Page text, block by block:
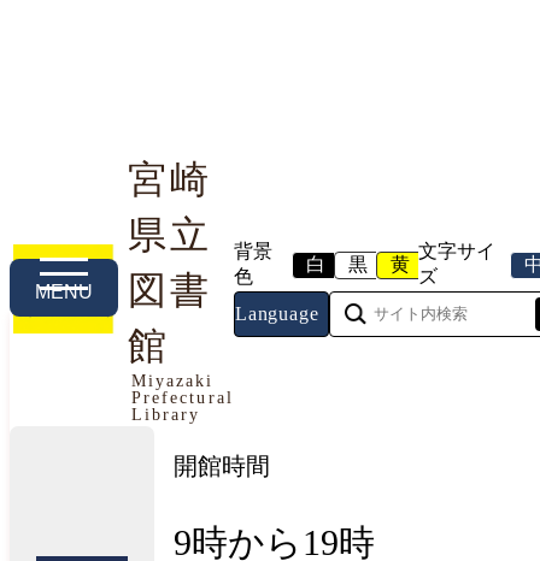
宮崎
県立
図書
館
Miyazaki
Prefectural
Library
背景
色
白 黒 黄
文字サイ
ズ
Language
MENU
利用案内 本や資料を探す 調べる・相談する
今日の開館情報
2026年8月9日（日曜日）
開館時間
9時から19時